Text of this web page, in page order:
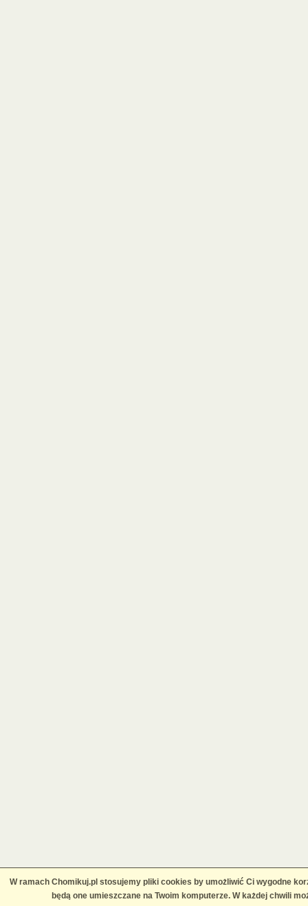
W ramach Chomikuj.pl stosujemy pliki cookies by umożliwić Ci wygodne
będą one umieszczane na Twoim komputerze. W każdej chwili